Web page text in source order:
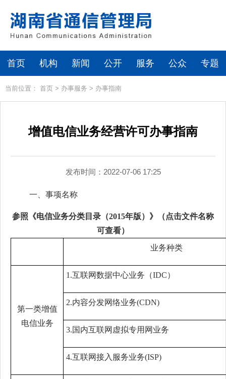
首页 机构 新闻 公开 服务 公众 专题
当前位置： 首页 > 办事服务 > 办事指南
增值电信业务经营许可办事指南
发布时间：2022-07-06 17:25
一、事项名称
参照 《电信业务分类目录（2015年版） 》
（点击文件名称
可查看）
业务种类
第一类增值
电信业务
1.互联网数据中心业务（IDC）
2.内容分发网络业务(CDN)
3.国内互联网虚拟专用网业务
4.互联网接入服务业务(ISP)